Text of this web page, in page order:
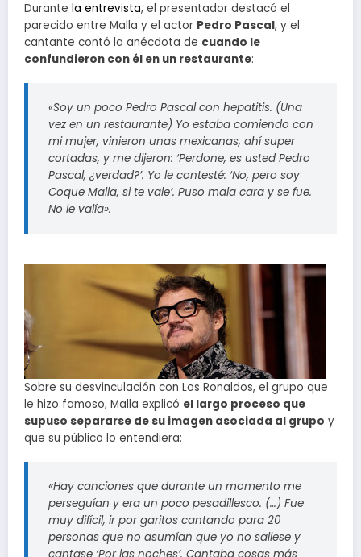
Durante la entrevista, el presentador destacó el
parecido entre Malla y el actor Pedro Pascal, y el
cantante contó la anécdota de cuando le
confundieron con él en un restaurante:
«Soy un poco Pedro Pascal con hepatitis. (Una
vez en un restaurante) Yo estaba comiendo con
mi mujer, vinieron unas mexicanas, ahí super
cortadas, y me dijeron: ‘Perdone, es usted Pedro
Pascal, ¿verdad?’. Yo le contesté: ‘No, pero soy
Coque Malla, si te vale’. Puso mala cara y se fue.
No le valía».
Sobre su desvinculación con Los Ronaldos, el grupo que
le hizo famoso, Malla explicó el largo proceso que
supuso separarse de su imagen asociada al grupo y
que su público lo entendiera:
«Hay canciones que durante un momento me
perseguían y era un poco pesadillesco. (…) Fue
muy difícil, ir por garitos cantando para 20
personas que no asumían que yo no saliese y